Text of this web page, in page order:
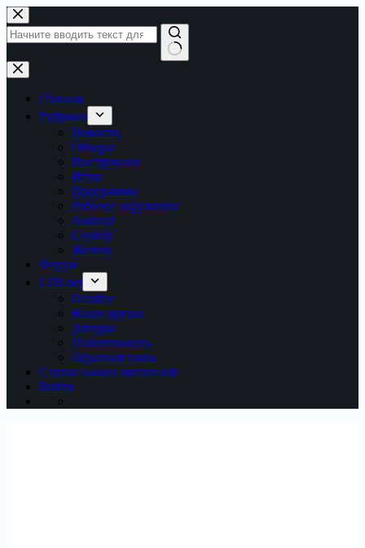
Перейти
к
сути
Ничего
не
найденоГлавная
Рубрики
Новости
Обзоры
Инструкции
Игры
Программы
Рабочее окружение
Android
Сервер
Железо
Форум
LTB.net
О сайте
Наши друзья
Авторы
Пожертвовать
Обратная связь
Статьи наших читателей
Войти